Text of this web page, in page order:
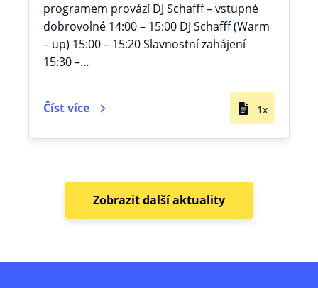
programem provází DJ Schafff – vstupné
dobrovolné 14:00 – 15:00 DJ Schafff (Warm
– up) 15:00 – 15:20 Slavnostní zahájení
15:30 –…
Číst více 1x
Zobrazit další aktuality